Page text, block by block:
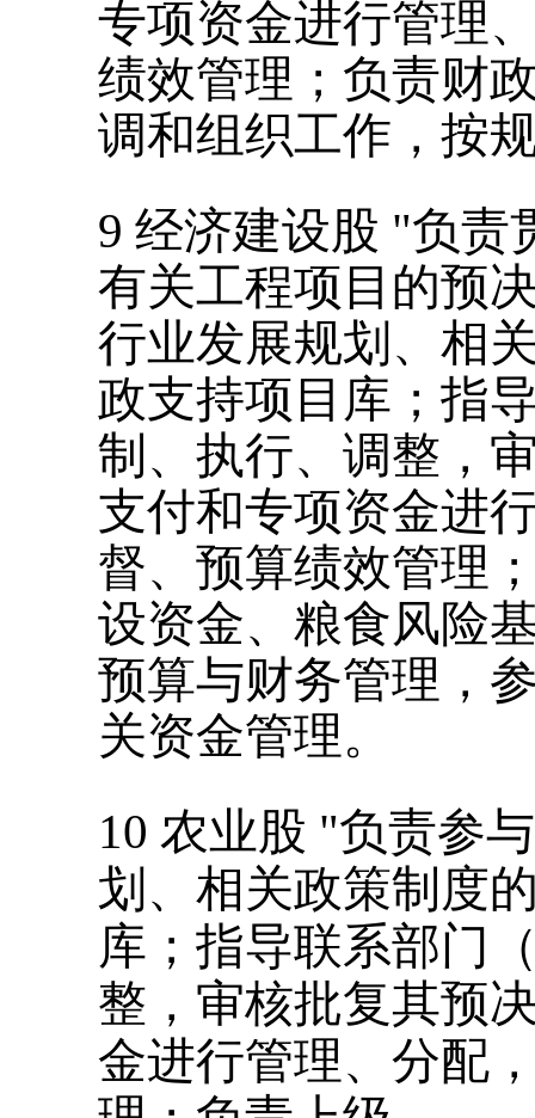
专项资金进行管理
绩效管理；负责财
调和组织工作，按
9 经济建设股 "负责
有关工程项目的预
行业发展规划、相
政支持项目库；指
制、执行、调整，
支付和专项资金进
督、预算绩效管理
设资金、粮食风险
预算与财务管理，
关资金管理。
10 农业股 "负责参
划、相关政策制度
库；指导联系部门
整，审核批复其预
金进行管理、分配